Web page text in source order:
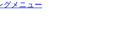
グメニュー